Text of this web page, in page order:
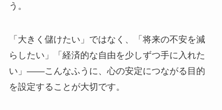
う。
「大きく儲けたい」ではなく、「将来の不安を減
らしたい」「経済的な自由を少しずつ手に入れた
い」――こんなふうに、心の安定につながる目的
を設定することが大切です。